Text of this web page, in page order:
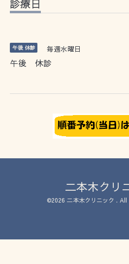
診療日
午後 休診 毎週水曜日
午後 休診
二本木クリ
©2026 二本木クリニック . All